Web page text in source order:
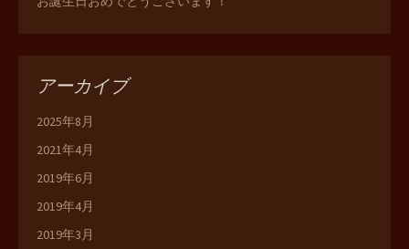
アーカイブ
2025年8月
2021年4月
2019年6月
2019年4月
2019年3月